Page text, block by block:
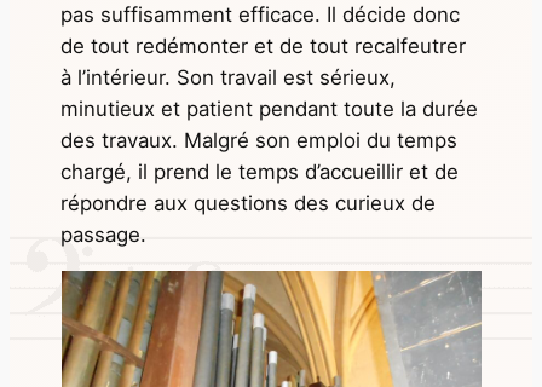
pas suffisamment efficace. Il décide donc
de tout redémonter et de tout recalfeutrer
à l’intérieur. Son travail est sérieux,
minutieux et patient pendant toute la durée
des travaux. Malgré son emploi du temps
chargé, il prend le temps d’accueillir et de
répondre aux questions des curieux de
passage.